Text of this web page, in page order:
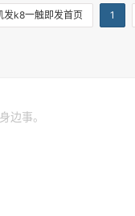
发k8一触即发首页 1
事。